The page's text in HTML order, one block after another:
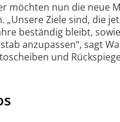
möchten nun die neue
„Unsere Ziele sind, die
beständig bleibt,
anzupassen“, sagt
und